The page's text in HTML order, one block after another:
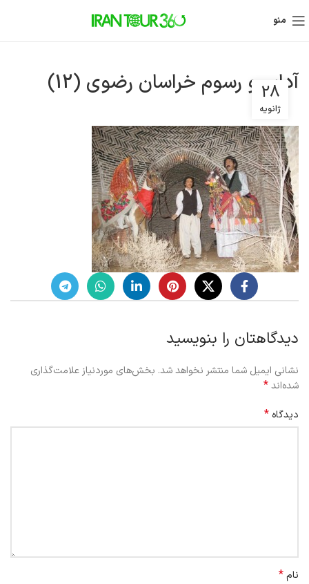
منو
آداب و رسوم خراسان رضوی (12)
28
ژانویه
دیدگاهتان را بنویسید
نشانی ایمیل شما منتشر نخواهد شد. بخش‌های موردنیاز علامت‌گذاری
شده‌اند*
دیدگاه *
نام*